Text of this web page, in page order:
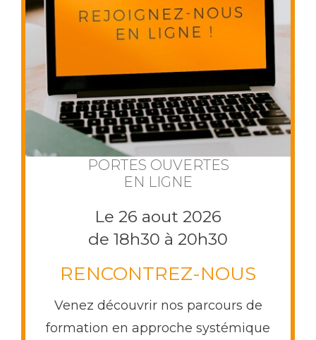
PORTES OUVERTES
EN LIGNE
Le 26 aout 2026
de 18h30 à 20h30
RENCONTREZ-NOUS
Venez découvrir nos parcours de
formation en approche systémique